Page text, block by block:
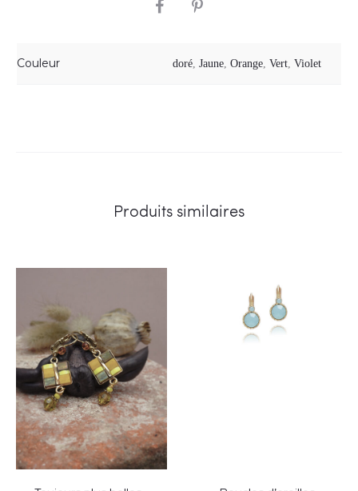
SHARE
Couleur doré, Jaune, Orange, Vert, Violet
Produits similaires